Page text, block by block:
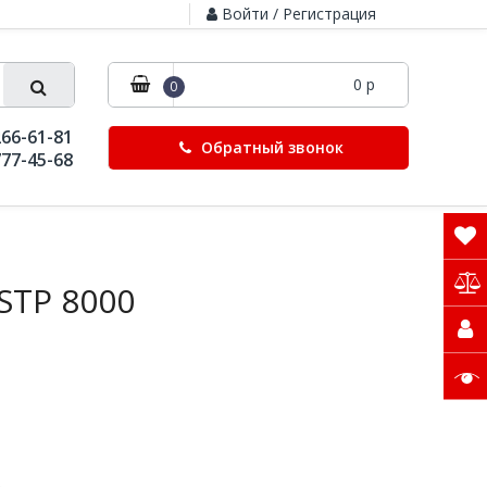
Войти / Регистрация
0 0 р
61-81
45-68
Обратный звонок
8000